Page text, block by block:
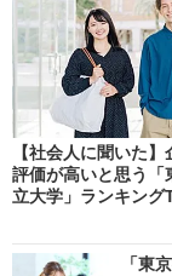
【社会人に聞いた
評価が高いと思う「
立大学」ランキング
「東